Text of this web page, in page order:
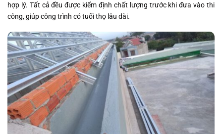
hợp lý. Tất cả đều được kiểm định chất lượng trước khi đưa vào thi
công, giúp công trình có tuổi thọ lâu dài.